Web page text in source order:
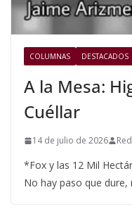
COLUMNAS DESTACADOS
A la Mesa:
Cuéllar
14 de julio de 2026
*Fox y las 12 Mil
No hay paso que